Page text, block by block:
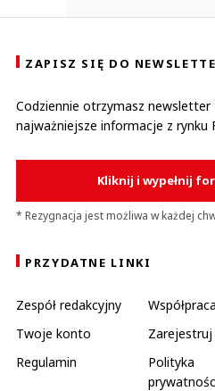
ZAPISZ SIĘ DO
Codziennie otrzymasz newsletter
najważniejsze informacje z rynku
Kliknij i wypełnij
* Rezygnacja jest możliwa w każdej
PRZYDATNE LINKI
Zespół redakcyjny Współpraca
Twoje konto
Zarejestruj
Regulamin
Polityka